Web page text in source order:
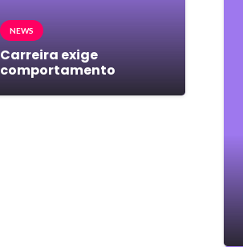
NEWS
Carreira exige
comportamento